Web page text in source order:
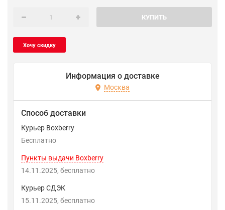
КУПИТЬ
Информация о доставке
Москва
Способ доставки
Курьер Boxberry
Бесплатно
Пункты выдачи Boxberry
14.11.2025
Бесплатно
Курьер СДЭК
15.11.2025
Бесплатно